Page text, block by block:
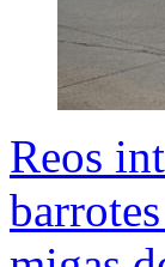
Reos